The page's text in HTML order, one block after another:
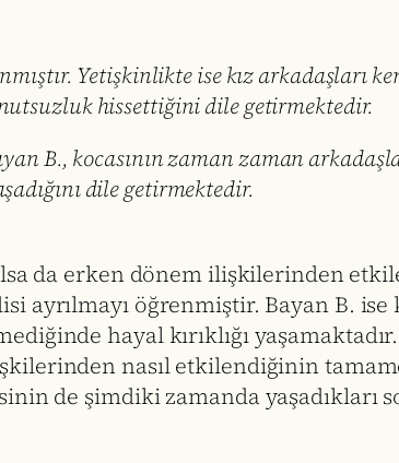
Yetişkinlikte ise kız arkadaşları
hissettiğini dile getirmektedir.
B., kocasının zaman zaman
dile getirmektedir.
da erken dönem ilişkilerinden
ayrılmayı öğrenmiştir. Bayan B. ise
hayal kırıklığı
nasıl etkilendiğinin
de şimdiki zamanda yaşadıkları